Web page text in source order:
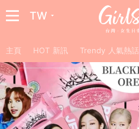
TW
主頁 HOT 新訊 Trendy 人氣熱話